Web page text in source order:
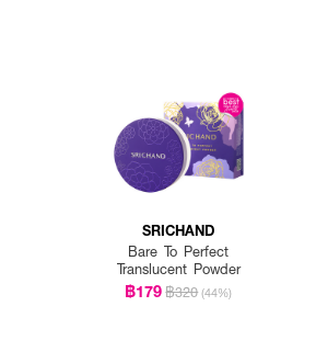
SRICHAND
Bare To Perfect
Translucent Powder
฿179฿320 (44%)